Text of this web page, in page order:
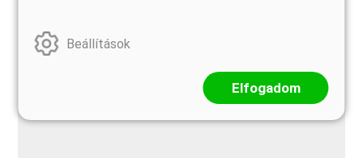
gondoskodjunk (karó, kerítéshez kötözés, stb), nehogy
a szél megdöntse őket! A bambuszok többsége
Beállítások
Elfogadom